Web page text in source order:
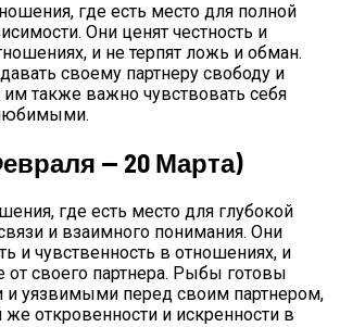
где есть место для полной
Они ценят честность и
и не терпят ложь и обман.
своему партнеру свободу и
им также важно чувствовать себя
— 20 Марта)
где есть место для глубокой
и взаимного понимания. Они
и чувственность в отношениях, и
своего партнера. Рыбы готовы
уязвимыми перед своим партнером,
откровенности и искренности в